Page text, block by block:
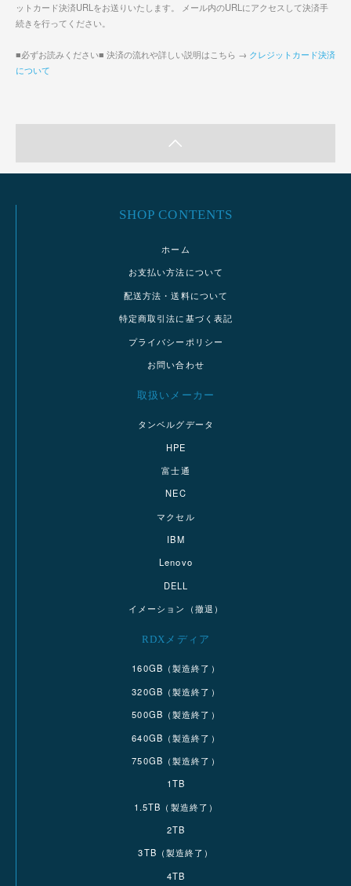
ットカード決済URLをお送りいたします。 メール内のURLにアクセスして決済手
続きを行ってください。
■必ずお読みください■ 決済の流れや詳しい説明はこちら → クレジットカード決済
について
SHOP CONTENTS
ホーム
お支払い方法について
配送方法・送料について
特定商取引法に基づく表記
プライバシーポリシー
お問い合わせ
取扱いメーカー
タンベルグデータ
HPE
富士通
NEC
マクセル
IBM
Lenovo
DELL
イメーション（撤退）
RDXメディア
160GB（製造終了）
320GB（製造終了）
500GB（製造終了）
640GB（製造終了）
750GB（製造終了）
1TB
1.5TB（製造終了）
2TB
3TB（製造終了）
4TB